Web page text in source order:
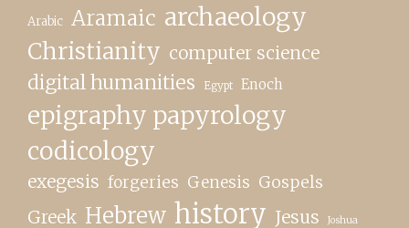
Arabic Aramaic archaeology
Christianity computer science
digital humanities Egypt Enoch
epigraphy papyrology
codicology
exegesis forgeries Genesis Gospels
Greek Hebrew history Jesus Joshua